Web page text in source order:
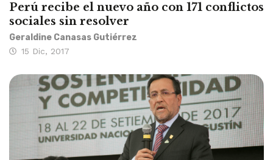
Perú recibe el nuevo año con 171 conflictos
sociales sin resolver
Geraldine Canasas Gutiérrez
15 Dic, 2017